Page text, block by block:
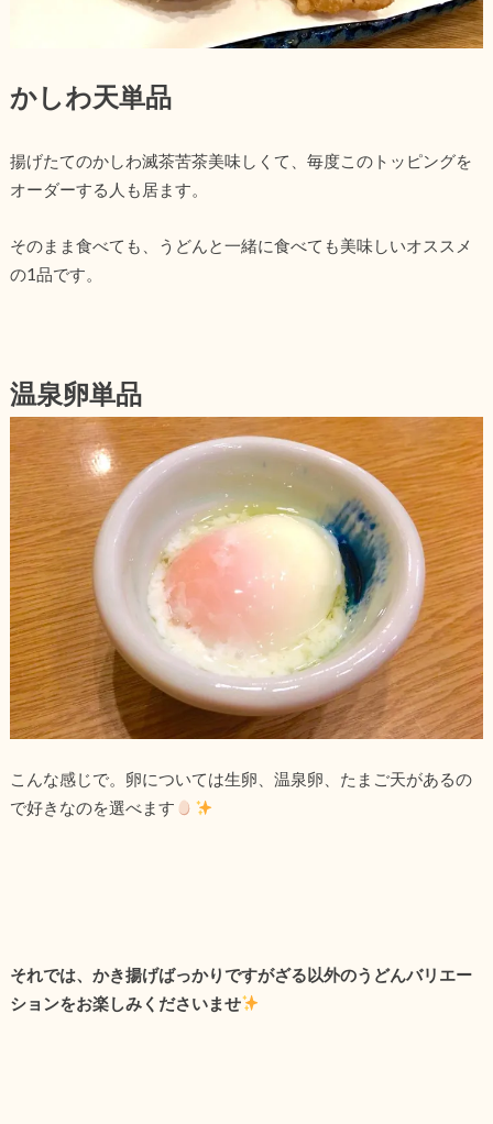
かしわ天単品
揚げたてのかしわ滅茶苦茶美味しくて、毎度このトッピングを
オーダーする人も居ます。
そのまま食べても、うどんと一緒に食べても美味しいオススメ
の1品です。
温泉卵単品
こんな感じで。卵については生卵、温泉卵、たまご天があるの
で好きなのを選べます
それでは、かき揚げばっかりですがざる以外のうどんバリエー
ションをお楽しみくださいませ